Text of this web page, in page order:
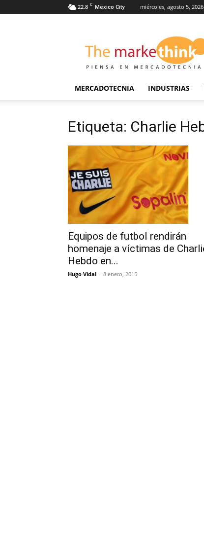
22.8 C Mexico City miércoles, agosto 5, 2026
Markethink
MERCADOTECNIA INDUSTRIAS
Etiqueta: Charlie
Equipos de futbol rendirán
homenaje a víctimas de
Hebdo en...
Hugo Vidal - 8 enero, 2015